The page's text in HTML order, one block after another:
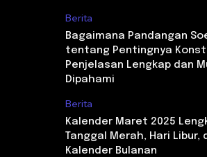
Berita
Bagaimana Pandangan
tentang Pentingnya
Penjelasan Lengkap dan
Dipahami
Berita
Kalender Maret 2025
Tanggal Merah, Hari Libur,
Kalender Bulanan